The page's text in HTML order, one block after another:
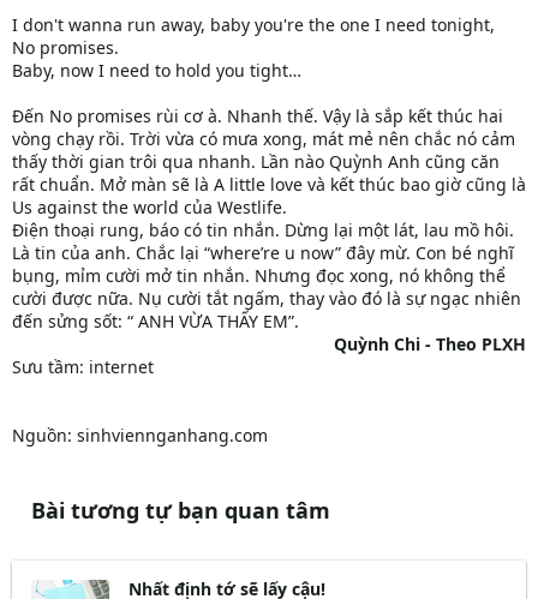
I don't wanna run away, baby you're the one I need tonight,
No promises.
Baby, now I need to hold you tight…
Đến No promises rùi cơ à. Nhanh thế. Vậy là sắp kết thúc hai
vòng chạy rồi. Trời vừa có mưa xong, mát mẻ nên chắc nó cảm
thấy thời gian trôi qua nhanh. Lần nào Quỳnh Anh cũng căn
rất chuẩn. Mở màn sẽ là A little love và kết thúc bao giờ cũng là
Us against the world của Westlife.
Điện thoại rung, báo có tin nhắn. Dừng lại một lát, lau mồ hôi.
Là tin của anh. Chắc lại “where’re u now” đây mừ. Con bé nghĩ
bụng, mỉm cười mở tin nhắn. Nhưng đọc xong, nó không thể
cười được nữa. Nụ cười tắt ngấm, thay vào đó là sự ngạc nhiên
đến sửng sốt: “ ANH VỪA THẤY EM”.
Quỳnh Chi - Theo PLXH
Sưu tầm: internet
Nguồn: sinhviennganhang.com
Bài tương tự bạn quan tâm
Nhất định tớ sẽ lấy cậu!